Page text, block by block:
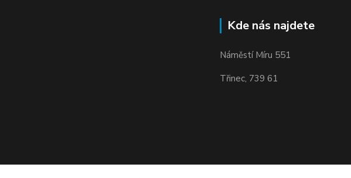
Kde nás najdete
Náměstí Míru 551
Třinec, 739 61